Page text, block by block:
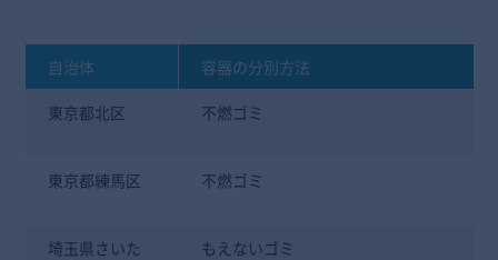
自治体 容器の分別方法
東京都北区 不燃ゴミ
東京都練馬区 不燃ゴミ
埼玉県さいた
もえないゴミ